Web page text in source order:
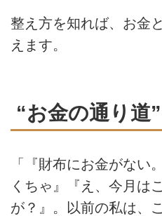
整え方を知れば、お金
えます。
“お金の通り道
「『財布にお金がない
くちゃ』『え、今月は
が？』。以前の私は、